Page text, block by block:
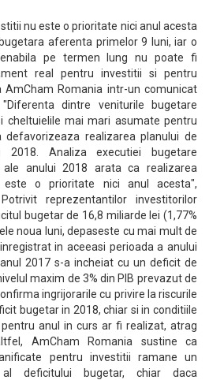
nu este o prioritate nici anul acesta
aferenta primelor 9 luni, iar o
pe termen lung nu poate fi
real pentru investitii si pentru
Romania intr-un comunicat
"Diferenta dintre veniturile bugetare
cheltuielile mai mari asumate pentru
defavorizeaza realizarea planului de
2018. Analiza executiei bugetare
anului 2018 arata ca realizarea
o prioritate nici anul acesta",
reprezentantilor investitorilor
bugetar de 16,8 miliarde lei (1,77%
noua luni, depaseste cu mai mult de
in aceeasi perioada a anului
2017 s-a incheiat cu un deficit de
maxim de 3% din PIB prevazut de
ingrijorarile cu privire la riscurile
bugetar in 2018, chiar si in conditiile
anul in curs ar fi realizat, atrag
AmCham Romania sustine ca
pentru investitii ramane un
deficitului bugetar, chiar daca